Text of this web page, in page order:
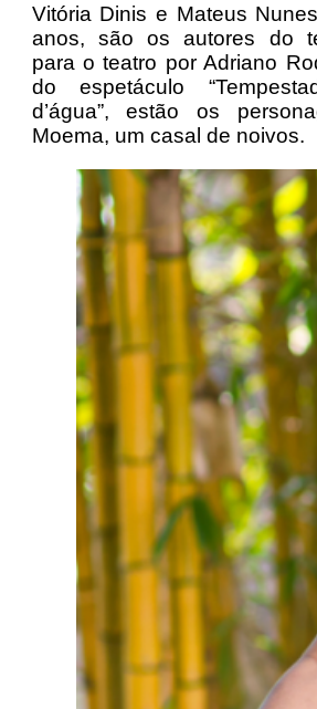
Vitória Dinis e Mateus
anos, são os autores do
para o teatro por Adriano
do espetáculo
d’água”, estão os
Moema, um casal de noivos.